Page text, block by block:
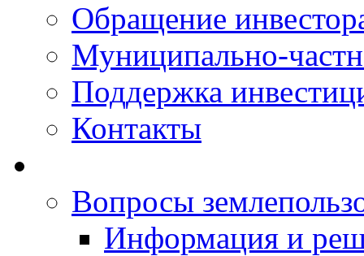
Обращение
Муниципально-
Поддержка
Контакты
Вопросы
Информация и